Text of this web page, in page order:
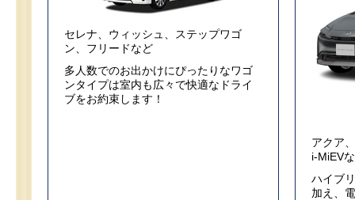
セレナ、ウィッシュ、ステップワゴ
ン、フリードなど
多人数でのお出かけにぴったりなワゴ
ンタイプは室内も広々で快適なドライ
ブをお約束します！
アクア
i-MiEV
ハイブ
加え、